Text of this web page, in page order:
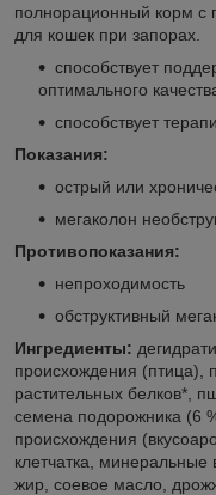
полнорационный корм с
для кошек при запорах.
способствует
оптимального
способствует
Показания:
острый или
мегаколон
Противопоказания:
непроходимость
обструктивный
Ингредиенты:
происхождения (птица),
растительных белков*,
семена подорожника (6
происхождения
клетчатка,
жир, соевое масло,